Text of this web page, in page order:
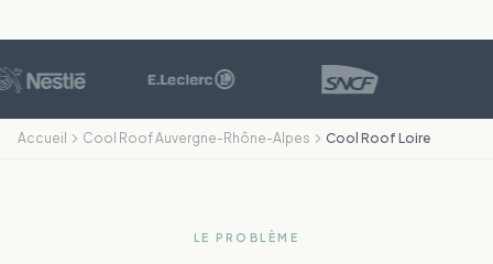
Accueil Cool Roof Auvergne-Rhône-Alpes Cool Roof Loire
LE PROBLÈME